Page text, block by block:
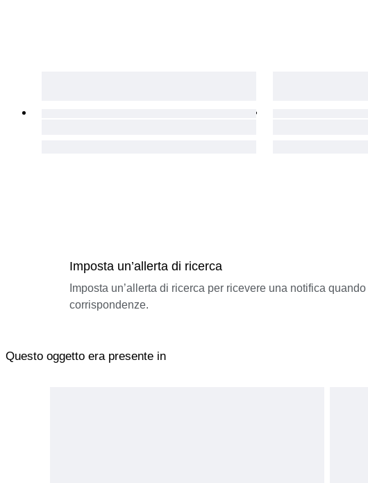
Imposta un’allerta di ricerca
Imposta un’allerta di ricerca per ricevere una notifica
corrispondenze.
Questo oggetto era presente in